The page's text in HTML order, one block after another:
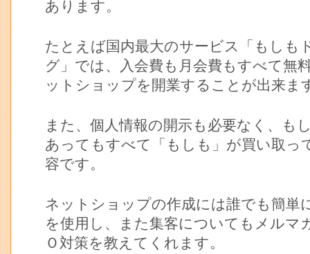
あります。
たとえば国内最大のサービス「もしも
グ」では、入会費も月会費もすべて無
ットショップを開業することが出来ま
また、個人情報の開示も必要なく、も
あってもすべて「もしも」が買い取っ
容です。
ネットショップの作成には誰でも簡単
を使用し、また集客についてもメルマ
Ｏ対策を教えてくれます。